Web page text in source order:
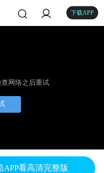
下载APP
网络之后重试
看高清完整版